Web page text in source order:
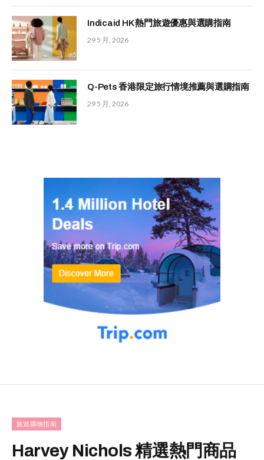
Indicaid HK 熱門旅遊優惠與選購指南
29 5 月, 2026
Q-Pets 香港限定旅行情境推薦與選購指南
29 5 月, 2026
旅遊購物指南
Harvey Nichols 精選熱門商品